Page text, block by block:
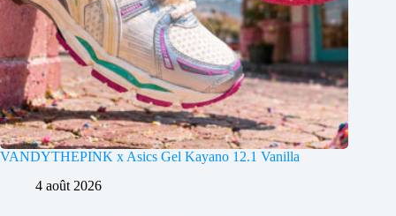
VANDYTHEPINK x Asics Gel Kayano 12.1 Vanilla
4 août 2026